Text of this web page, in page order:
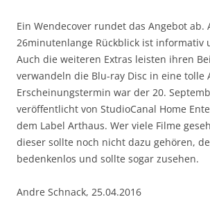
Ein Wendecover rundet das Angebot ab.
26minutenlange Rückblick ist informativ
Auch die weiteren Extras leisten ihren
verwandeln die Blu-ray Disc in eine tolle
Erscheinungstermin war der 20.
veröffentlicht von StudioCanal Home
dem Label Arthaus. Wer viele Filme
dieser sollte noch nicht dazu gehören,
bedenkenlos und sollte sogar zusehen.
Andre Schnack, 25.04.2016